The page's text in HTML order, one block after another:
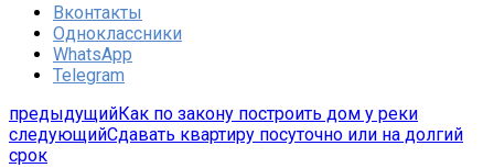
Вконтакты
Одноклассники
WhatsApp
Telegram
предыдущийКак по закону построить дом у реки
следующийСдавать квартиру посуточно или на долгий
срок